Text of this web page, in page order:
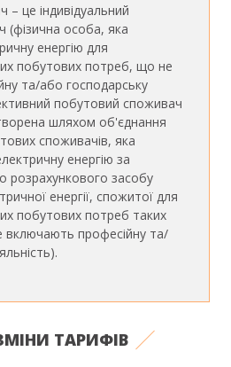
це індивідуальний
(фізична особа, яка
енергію для
побутових потреб, що не
та/або господарську
побутовий споживач
шляхом об'єднання
споживачів, яка
енергію за
розрахункового засобу
енергії, спожитої для
побутових потреб таких
включають професійну та/
ТАРИФІВ